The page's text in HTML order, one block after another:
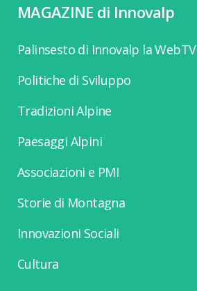
MAGAZINE di Innovalp
Palinsesto di Innovalp la WebTV
Politiche di Sviluppo
Tradizioni Alpine
Paesaggi Alpini
Associazioni e PMI
Storie di Montagna
Innovazioni Sociali
Cultura